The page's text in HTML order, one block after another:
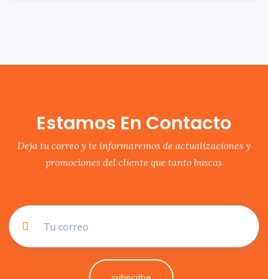
Estamos En Contacto
Deja tu correo y te informaremos de actualizaciones y
promociones del cliente que tanto buscas